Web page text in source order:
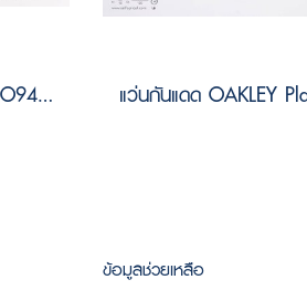
OAKLEY SUTRO LITE OO9463A 946304 Size 143
ข้อมูลช่วยเหลือ